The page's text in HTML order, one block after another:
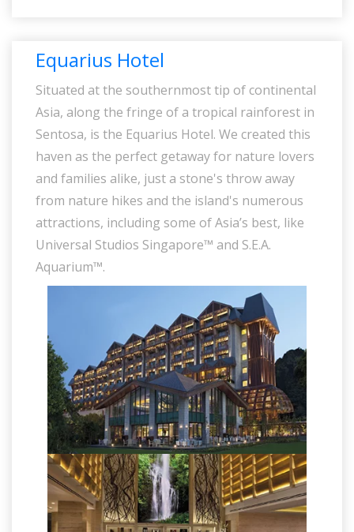
Equarius Hotel
Situated at the southernmost tip of continental
Asia, along the fringe of a tropical rainforest in
Sentosa, is the Equarius Hotel. We created this
haven as the perfect getaway for nature lovers
and families alike, just a stone's throw away
from nature hikes and the island's numerous
attractions, including some of Asia’s best, like
Universal Studios Singapore™ and S.E.A.
Aquarium™.